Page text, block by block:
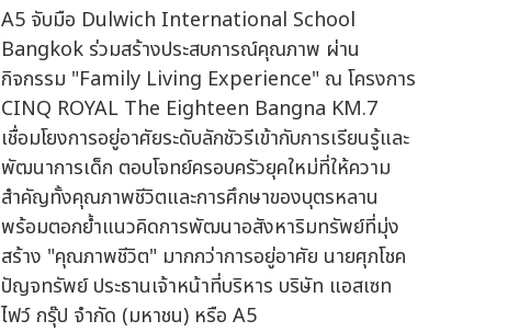
A5 จับมือ Dulwich International School
Bangkok ร่วมสร้างประสบการณ์คุณภาพ ผ่าน
กิจกรรม "Family Living Experience" ณ โครงการ
CINQ ROYAL The Eighteen Bangna KM.7
เชื่อมโยงการอยู่อาศัยระดับลักชัวรีเข้ากับการเรียนรู้และ
พัฒนาการเด็ก ตอบโจทย์ครอบครัวยุคใหม่ที่ให้ความ
สำคัญทั้งคุณภาพชีวิตและการศึกษาของบุตรหลาน
พร้อมตอกย้ำแนวคิดการพัฒนาอสังหาริมทรัพย์ที่มุ่ง
สร้าง "คุณภาพชีวิต" มากกว่าการอยู่อาศัย นายศุภโชค
ปัญจทรัพย์ ประธานเจ้าหน้าที่บริหาร บริษัท แอสเซท
ไฟว์ กรุ๊ป จำกัด (มหาชน) หรือ A5